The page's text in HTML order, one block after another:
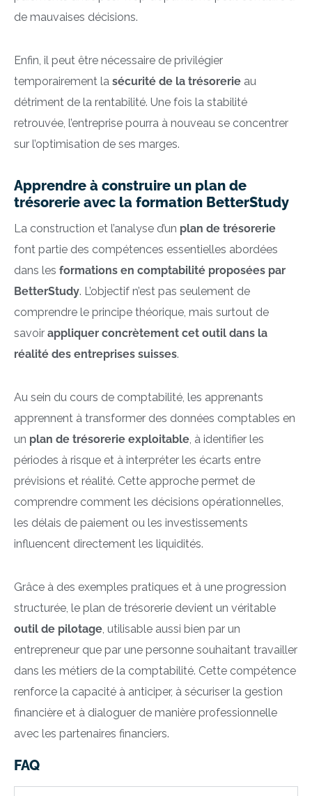
de mauvaises décisions.
Enfin, il peut être nécessaire de privilégier
temporairement la sécurité de la trésorerie au
détriment de la rentabilité. Une fois la stabilité
retrouvée, l’entreprise pourra à nouveau se concentrer
sur l’optimisation de ses marges.
Apprendre à construire un plan de
trésorerie avec la formation BetterStudy
La construction et l’analyse d’un plan de trésorerie
font partie des compétences essentielles abordées
dans les formations en comptabilité proposées par
BetterStudy. L’objectif n’est pas seulement de
comprendre le principe théorique, mais surtout de
savoir appliquer concrètement cet outil dans la
réalité des entreprises suisses.
Au sein du cours de comptabilité, les apprenants
apprennent à transformer des données comptables en
un plan de trésorerie exploitable , à identifier les
périodes à risque et à interpréter les écarts entre
prévisions et réalité. Cette approche permet de
comprendre comment les décisions opérationnelles,
les délais de paiement ou les investissements
influencent directement les liquidités.
Grâce à des exemples pratiques et à une progression
structurée, le plan de trésorerie devient un véritable
outil de pilotage , utilisable aussi bien par un
entrepreneur que par une personne souhaitant travailler
dans les métiers de la comptabilité. Cette compétence
renforce la capacité à anticiper, à sécuriser la gestion
financière et à dialoguer de manière professionnelle
avec les partenaires financiers.
FAQ